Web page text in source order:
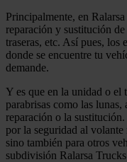
Principalmente, en
reparación y sustitución
traseras, etc. Así pues, los
donde se encuentre tu
demande.
Y es que en la unidad o el
parabrisas como las
reparación o la
por la seguridad al
sino también para otros
subdivisión Ralarsa